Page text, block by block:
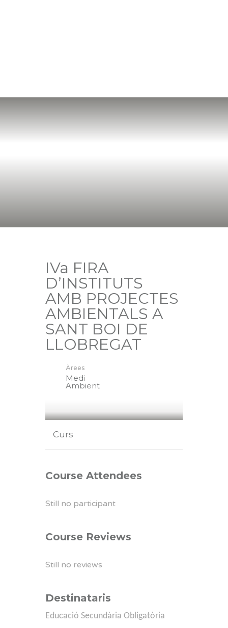
IVa FIRA
D’INSTITUTS
AMB PROJECTES
AMBIENTALS A
SANT BOI DE
LLOBREGAT
Àrees
Medi
Ambient
Curs
Course Attendees
Still no participant
Course Reviews
Still no reviews
Destinataris
Educació Secundària Obligatòria